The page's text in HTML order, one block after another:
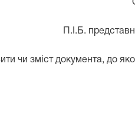
П.І.Б.
чи зміст документа, до